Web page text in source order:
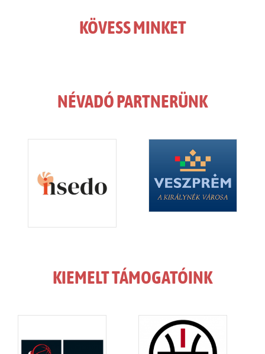
KÖVESS MINKET
NÉVADÓ PARTNERÜNK
KIEMELT TÁMOGATÓINK